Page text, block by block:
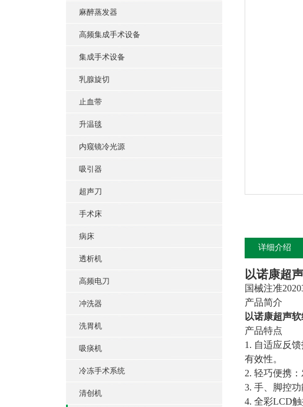
麻醉蒸发器
高频集成手术设备
集成手术设备
乳腺旋切
止血带
升温毯
内窥镜冷光源
吸引器
超声刀
手术床
病床
透析机
高频电刀
冲洗器
洗胃机
吸痰机
冷冻手术系统
清创机
详细介绍
以诺康超
国械注准
产品简介
以诺康超声
产品特点
1. 自适应反
有效性。
2. 轻巧便携
3. 手、脚控
4. 全彩LCD